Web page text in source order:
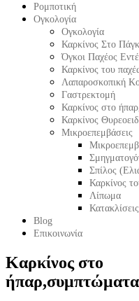
Ρομποτική
Ογκολογία
Ογκολογία
Καρκίνος Στο
Όγκοι Παχέος
Καρκίνος του
Λαπαροσκοπική
Γαστρεκτομή
Καρκίνος στο
Καρκίνος
Μικροεπεμβάσεις
Σπίλος
Καρκίνος
Λίπωμα
Κατακλίσεις
Blog
Επικοινωνία
Καρκίνος στο